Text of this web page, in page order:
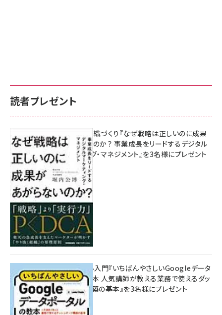
読者プレゼント
成果を生む組織づくり『なぜ戦略は正しいのに成果
があがらないのか？ 事業成長をリードするデジタル
マーケティング・マネジメント』を3名様にプレゼント
8月7日 10:00
無料BIツール入門『いちばんやさしいGoogleデータ
ポータルの教本 人気講師が教える業務で使えるダッ
シュボード構築の基本』を3名様にプレゼント
7月31日 10:00